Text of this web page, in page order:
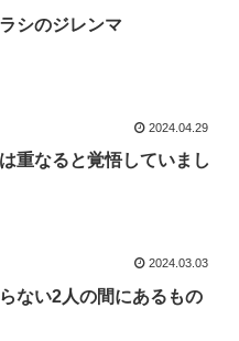
シのジレンマ
2024.04.29
重なると覚悟していまし
2024.03.03
ない2人の間にあるもの